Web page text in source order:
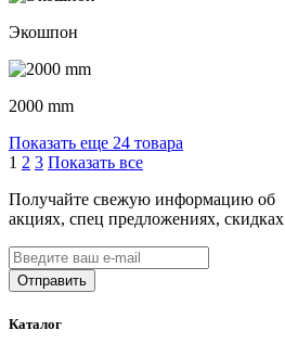
Экошпон
2000 mm
Показать еще 24 товара
1 2 3 Показать все
Получайте свежую информацию об
акциях, спец предложениях, скидках
Каталог